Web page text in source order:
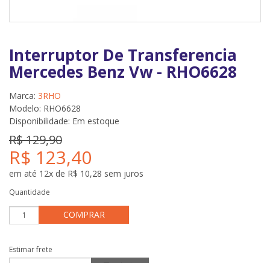
Interruptor De Transferencia
Mercedes Benz Vw - RHO6628
Marca: 3RHO
Modelo: RHO6628
Disponibilidade: Em estoque
R$ 129,90
R$ 123,40
em até 12x de R$ 10,28 sem juros
Quantidade
COMPRAR